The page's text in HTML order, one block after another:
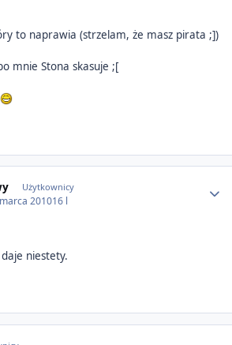
to naprawia (strzelam, że masz pirata ;])
mnie Stona skasuje ;[
Użytkownicy
201016 l
niestety.